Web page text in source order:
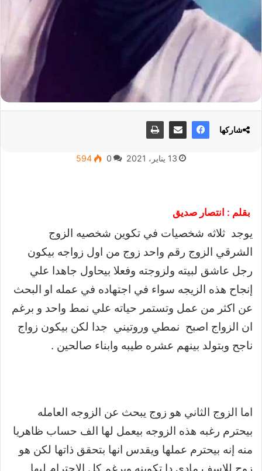
13 يناير، 2021 0
594
بقلم : انتصار صديق
يوجد ثلاثه شخصيات في تكوين شخصيه الزوج
الشرقي الزوج رقم واحد زوج من اول زواجه بيكون
رجل عاشق لبيته ولزوجته وفعلا بيحاول جاهدا علي
إنجاح هذه الزيجه سواء في اجتهاده في عمله او البحث
عن اكثر من عمل وتستمر حياته علي نمط واحد و برغم
ان الزواج اصبح نمطي وروتيني جدا لكن بيكون زواج
ناجح وبتولد بينهم عشره طيبه وابناء صالحين .
اما الزوج الثاني هو زوج يبحث عن الزوجه العامله
بيحترم رغبه هذه الزوجه بيعمل لها الف حساب ظاهريا
منه إنه بيحترم عملها ويقدس انها بتحقق ذاتها لكن هو
شاركها